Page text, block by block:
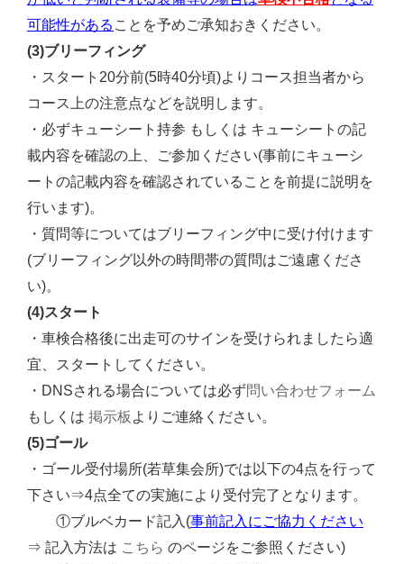
可能性がある ことを予めご承知おきください。
(3)ブリーフィング
・スタート20分前(5時40分頃)よりコース担当者から
コース上の注意点などを説明します。
・必ずキューシート持参 もしくは キューシートの記
載内容を確認の上、ご参加ください(事前にキューシ
ートの記載内容を確認されていることを前提に説明を
行います)。
・質問等についてはブリーフィング中に受け付けます
(ブリーフィング以外の時間帯の質問はご遠慮くださ
い)。
(4)スタート
・車検合格後に出走可のサインを受けられましたら適
宜、スタートしてください。
・DNSされる場合については必ず問い合わせフォーム
もしくは 掲示板 よりご連絡ください。
(5)ゴール
・ゴール受付場所(若草集会所)では以下の4点を行って
下さい⇒4点全ての実施により受付完了となります。
①ブルベカード記入(事前記入にご協力ください
⇒ 記入方法は こちら のページをご参照ください)